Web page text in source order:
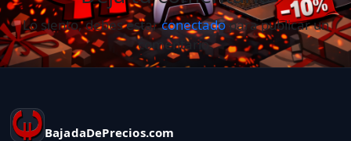
Lo siento, debes estarconectadopara publicar un
comentario.
BajadaDePrecios.com